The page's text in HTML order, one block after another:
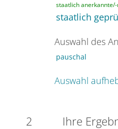
staatlich
staatlich
Auswahl des
pauschal
Auswahl
2 Ihre